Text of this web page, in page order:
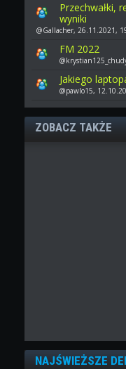
Przechwałki,
wyniki
@Gallacher, 26.11.2021,
FM 2022
Jakiego
@pawlo15,
ZOBACZ TAKŻE
NAJŚWIEŻSZE